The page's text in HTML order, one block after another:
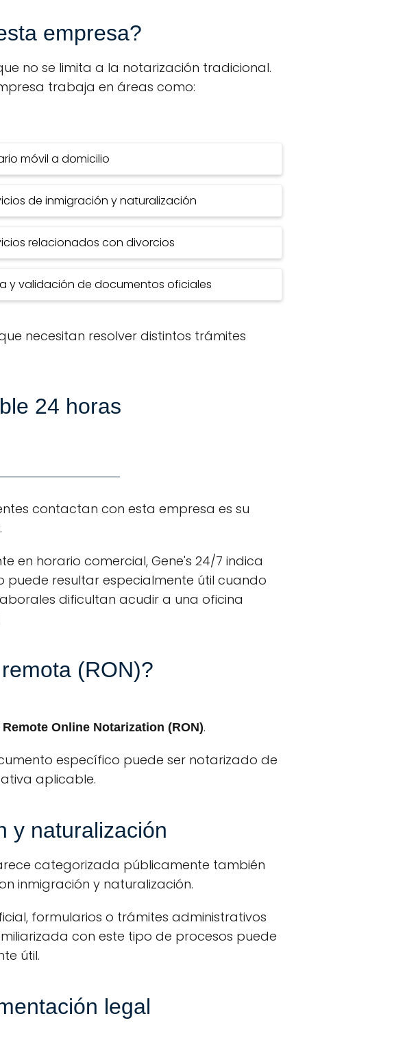
empresa?
no se limita a la notarización tradicional.
trabaja en áreas como:
móvil a domicilio
de inmigración y naturalización
relacionados con divorcios
y validación de documentos oficiales
necesitan resolver distintos trámites
24 horas
contactan con esta empresa es su
en horario comercial, Gene's 24/7 indica
resultar especialmente útil cuando
dificultan acudir a una oficina
(RON)?
Remote Online Notarization (RON).
específico puede ser notarizado de
aplicable.
y naturalización
categorizada públicamente también
inmigración y naturalización.
formularios o trámites administrativos
con este tipo de procesos puede
útil.
legal